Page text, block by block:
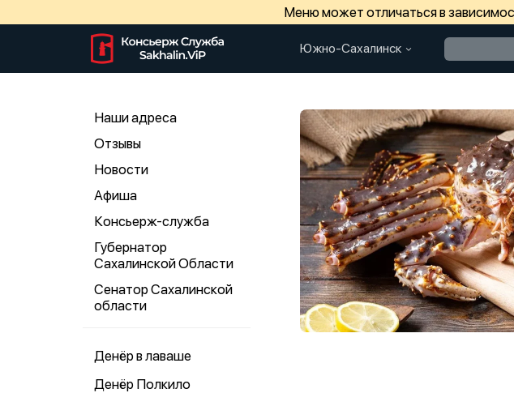
Меню может отличаться в
Южно-Сахалинск
Наши адреса
Отзывы
Новости
Афиша
Консьерж-служба
Губернатор
Сахалинской Области
Сенатор Сахалинской
области
Денёр в лаваше
Денёр Полкило